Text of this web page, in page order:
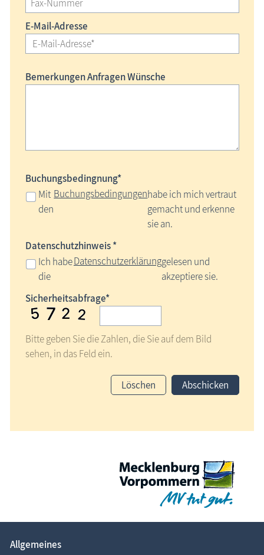
E-Mail-Adresse
Bemerkungen Anfragen Wünsche
Buchungsbedingnung*
Mit
den
Buchungsbedingungenhabe ich mich vertraut
gemacht und erkenne
sie an.
Datenschutzhinweis *
Ich habe
die
Datenschutzerklärunggelesen und
akzeptiere sie.
Sicherheitsabfrage*
Bitte geben Sie die Zahlen, die Sie auf dem Bild
sehen, in das Feld ein.
Löschen Abschicken
Allgemeines